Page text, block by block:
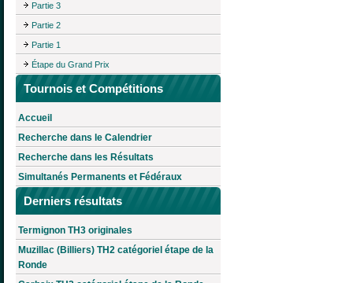
Partie 3
Partie 2
Partie 1
Étape du Grand Prix
Tournois et Compétitions
Accueil
Recherche dans le Calendrier
Recherche dans les Résultats
Simultanés Permanents et Fédéraux
Derniers résultats
Termignon TH3 originales
Muzillac (Billiers) TH2 catégoriel étape de la
Ronde